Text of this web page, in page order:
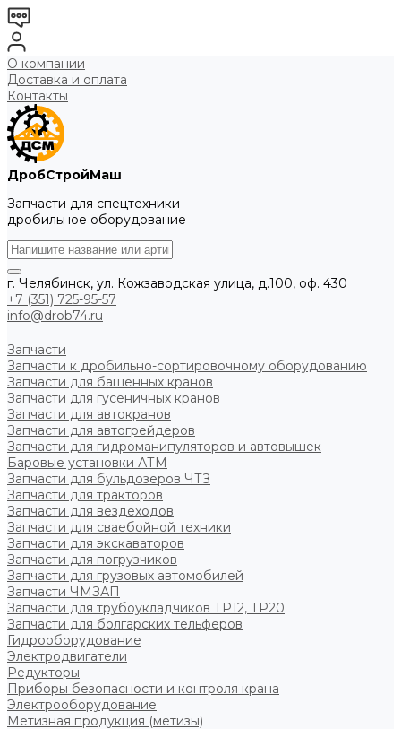
О компании
Доставка и оплата
Контакты
ДробСтройМаш
Запчасти для спецтехники
дробильное оборудование
г. Челябинск, ул. Кожзаводская улица, д.100, оф. 430
+7 (351) 725-95-57
info@drob74.ru
Запчасти
Запчасти к дробильно-сортировочному оборудованию
Запчасти для башенных кранов
Запчасти для гусеничных кранов
Запчасти для автокранов
Запчасти для автогрейдеров
Запчасти для гидроманипуляторов и автовышек
Баровые установки АТМ
Запчасти для бульдозеров ЧТЗ
Запчасти для тракторов
Запчасти для вездеходов
Запчасти для сваебойной техники
Запчасти для экскаваторов
Запчасти для погрузчиков
Запчасти для грузовых автомобилей
Запчасти ЧМЗАП
Запчасти для трубоукладчиков ТР12, ТР20
Запчасти для болгарских тельферов
Гидрооборудование
Электродвигатели
Редукторы
Приборы безопасности и контроля крана
Электрооборудование
Метизная продукция (метизы)